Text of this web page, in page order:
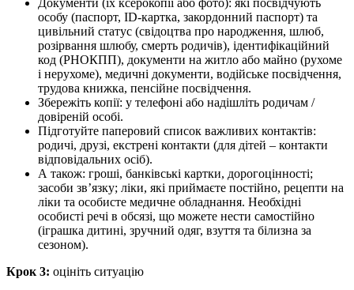
особу (паспорт, ID-картка, закордонний паспорт) та
цивільний статус (свідоцтва про народження, шлюб,
розірвання шлюбу, смерть родичів), ідентифікаційний
код (РНОКПП), документи на житло або майно (рухоме
і нерухоме), медичні документи, водійське посвідчення,
трудова книжка, пенсійне посвідчення.
Збережіть копії: у телефоні або надішліть родичам /
довіреній особі.
Підготуйте паперовий список важливих контактів:
родичі, друзі, екстрені контакти (для дітей – контакти
відповідальних осіб).
А також: гроші, банківські картки, дорогоцінності;
засоби зв’язку; ліки, які приймаєте постійно, рецепти на
ліки та особисте медичне обладнання. Необхідні
особисті речі в обсязі, що можете нести самостійно
(іграшка дитині, зручний одяг, взуття та білизна за
сезоном).
Крок 3: оцініть ситуацію